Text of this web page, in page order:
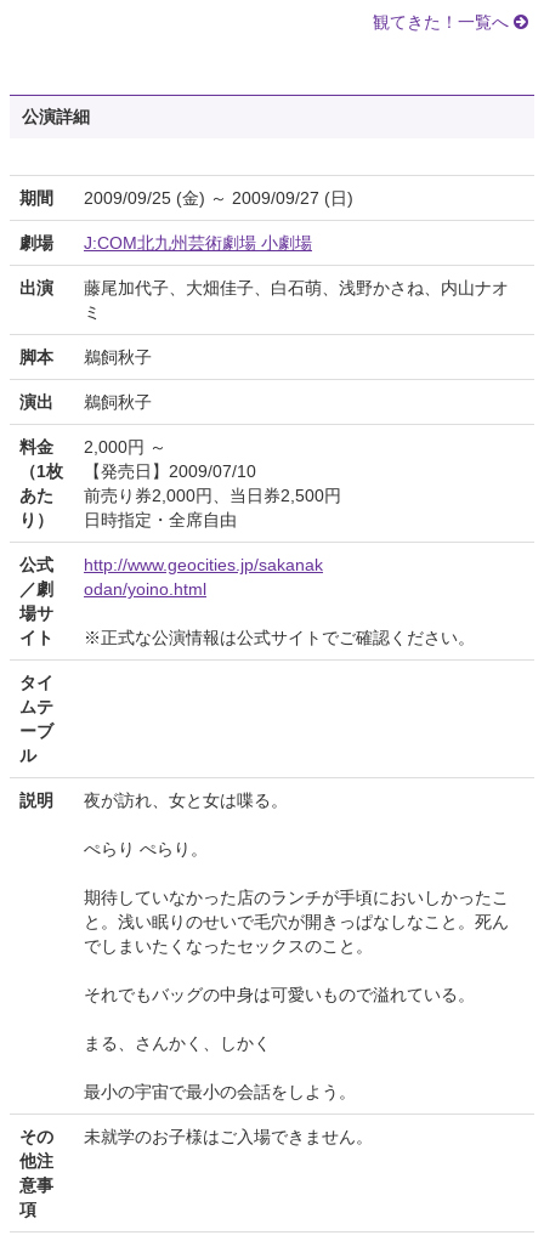
観てきた！一覧へ
公演詳細
期間 2009/09/25 (金) ～ 2009/09/27 (日)
劇場 J:COM北九州芸術劇場 小劇場
出演
藤尾加代子、大畑佳子、白石萌、浅野かさね、内山ナオ
ミ
脚本 鵜飼秋子
演出 鵜飼秋子
料金
（1枚
あた
り）
2,000円 ～
【発売日】2009/07/10
前売り券2,000円、当日券2,500円
日時指定・全席自由
公式
／劇
場サ
イト
http://www.geocities.jp/sakanak
odan/yoino.html
※正式な公演情報は公式サイトでご確認ください。
タイ
ムテ
ーブ
ル
説明 夜が訪れ、女と女は喋る。
ぺらり ぺらり。
期待していなかった店のランチが手頃においしかったこ
と。浅い眠りのせいで毛穴が開きっぱなしなこと。死ん
でしまいたくなったセックスのこと。
それでもバッグの中身は可愛いもので溢れている。
まる、さんかく、しかく
最小の宇宙で最小の会話をしよう。
その
他注
意事
項
未就学のお子様はご入場できません。